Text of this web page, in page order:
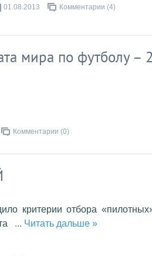
01.08.2013 Комментарии (4)
мира по футболу –
Комментарии (0)
критерии отбора
... Читать дальше »